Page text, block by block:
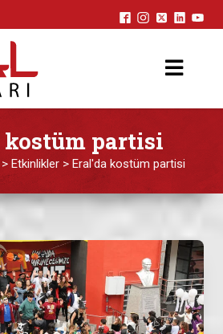
kostüm partisi
> Etkinlikler> Eral'da kostüm partisi